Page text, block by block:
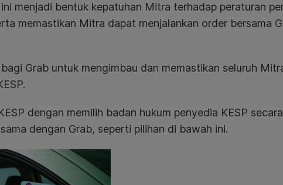
ini menjadi bentuk kepatuhan Mitra terhadap peraturan
memastikan Mitra dapat menjalankan order bersama
Grab untuk mengimbau dan memastikan seluruh
dengan memilih badan hukum penyedia KESP
dengan Grab, seperti pilihan di bawah ini.